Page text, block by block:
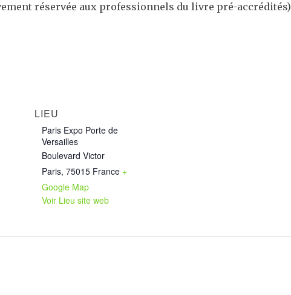
réservée aux professionnels du livre pré-accrédités)
LIEU
Paris Expo Porte de
Versailles
Boulevard Victor
Paris, 75015 France +
Google Map
Voir Lieu site web